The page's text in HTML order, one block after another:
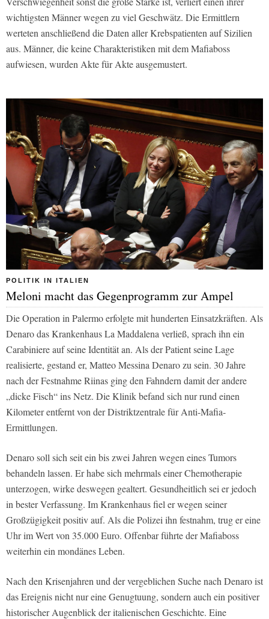
wichtigsten Männer wegen zu viel Geschwätz. Die Ermittlern
werteten anschließend die Daten aller Krebspatienten auf Sizilien
aus. Männer, die keine Charakteristiken mit dem Mafiaboss
aufwiesen, wurden Akte für Akte ausgemustert.
POLITIK IN ITALIEN
Meloni macht das Gegenprogramm zur Ampel
Die Operation in Palermo erfolgte mit hunderten Einsatzkräften. Als
Denaro das Krankenhaus La Maddalena verließ, sprach ihn ein
Carabiniere auf seine Identität an. Als der Patient seine Lage
realisierte, gestand er, Matteo Messina Denaro zu sein. 30 Jahre
nach der Festnahme Riinas ging den Fahndern damit der andere
„dicke Fisch“ ins Netz. Die Klinik befand sich nur rund einen
Kilometer entfernt von der Distriktzentrale für Anti-Mafia-
Ermittlungen.
Denaro soll sich seit ein bis zwei Jahren wegen eines Tumors
behandeln lassen. Er habe sich mehrmals einer Chemotherapie
unterzogen, wirke deswegen gealtert. Gesundheitlich sei er jedoch
in bester Verfassung. Im Krankenhaus fiel er wegen seiner
Großzügigkeit positiv auf. Als die Polizei ihn festnahm, trug er eine
Uhr im Wert von 35.000 Euro. Offenbar führte der Mafiaboss
weiterhin ein mondänes Leben.
Nach den Krisenjahren und der vergeblichen Suche nach Denaro ist
das Ereignis nicht nur eine Genugtuung, sondern auch ein positiver
historischer Augenblick der italienischen Geschichte. Eine